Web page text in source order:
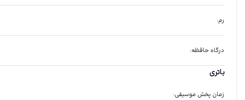
رم:
درگاه حافظه:
باتری
زمان پخش موسیقی: